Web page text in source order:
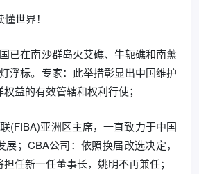
世界！
已在南沙群岛火艾礁、牛轭礁和南薰
浮标。专家：此举措彰显出中国维护
益的有效管辖和权利行使；
(FIBA)亚洲区主席，一直致力于中国
；CBA公司：依照换届改选决定，
任新一任董事长，姚明不再兼任；